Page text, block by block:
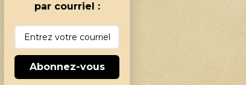
par courriel :
Abonnez-vous